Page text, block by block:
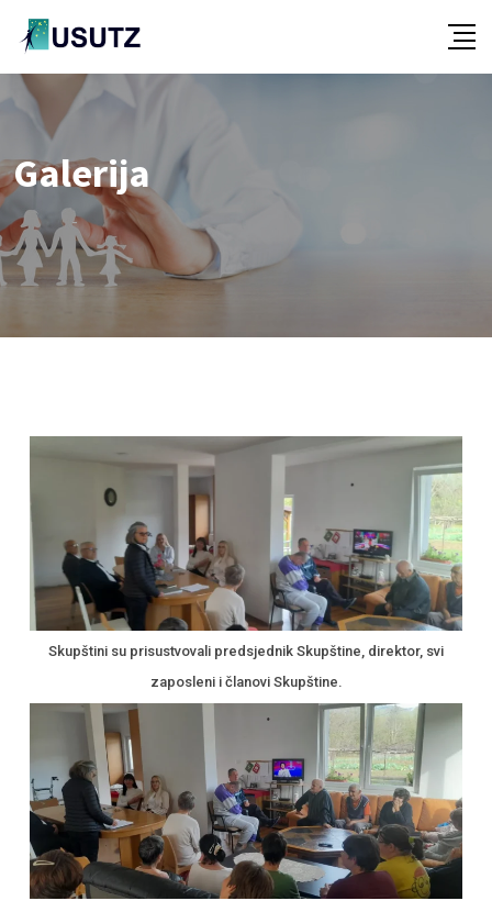
Galerija
-
Skupštini su prisustvovali predsjednik Skupštine, direktor, svi
zaposleni i članovi Skupštine.